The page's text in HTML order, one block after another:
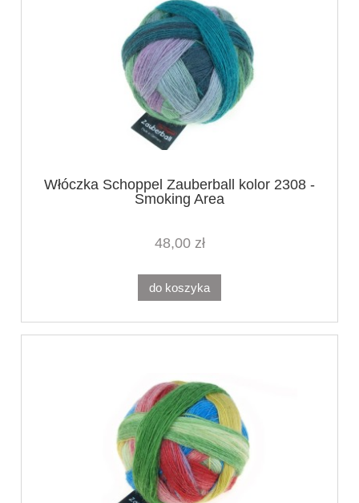
Włóczka Schoppel Zauberball kolor 2308 -
Smoking Area
48,00 zł
do koszyka